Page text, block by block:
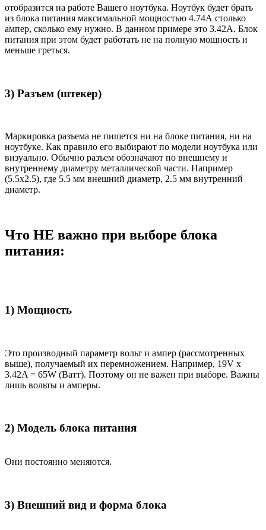
отобразится на работе Вашего ноутбука. Ноутбук будет брать
из блока питания максимальной мощностью 4.74А столько
ампер, сколько ему нужно. В данном примере это 3.42А. Блок
питания при этом будет работать не на полную мощность и
меньше греться.
3) Разъем (штекер)
Маркировка разъема не пишется ни на блоке питания, ни на
ноутбуке. Как правило его выбирают по модели ноутбука или
визуально. Обычно разъем обозначают по внешнему и
внутреннему диаметру металлической части. Например
(5.5x2.5), где 5.5 мм внешний диаметр, 2.5 мм внутренний
диаметр.
Что НЕ важно при выборе блока
питания:
1) Мощность
Это производный параметр вольт и ампер (рассмотренных
выше), получаемый их перемножением. Например, 19V x
3.42A = 65W (Ватт). Поэтому он не важен при выборе. Важны
лишь вольты и амперы.
2) Модель блока питания
Они постоянно меняются.
3) Внешний вид и форма блока